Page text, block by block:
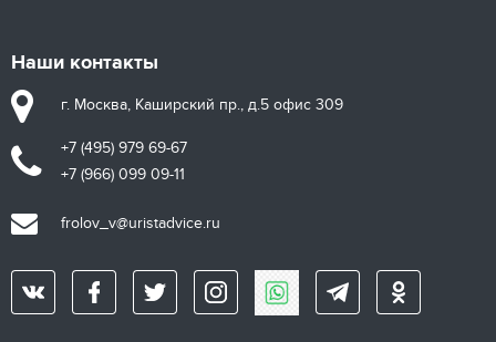
Наши контакты
г. Москва, Каширский пр., д.5 офис 309
+7 (495) 979 69-67
+7 (966) 099 09-11
frolov_v@uristadvice.ru